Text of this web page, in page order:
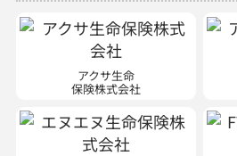
アクサ生命
保険株式会社